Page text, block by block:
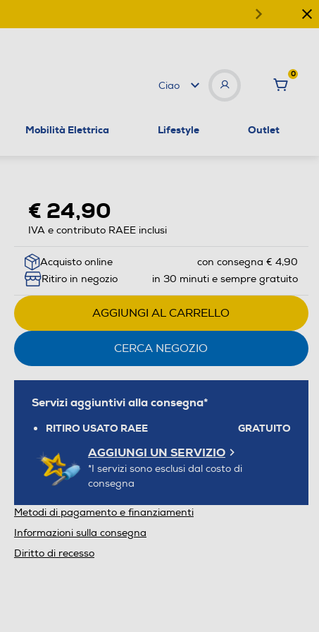
Ciao
0
Mobilità Elettrica Lifestyle Outlet
€ 24,90
IVA e contributo RAEE inclusi
Acquisto online
con consegna € 4,90
Ritiro in negozio
in 30 minuti e sempre gratuito
AGGIUNGI AL CARRELLO
CERCA NEGOZIO
Servizi aggiuntivi alla consegna*
RITIRO USATO RAEE GRATUITO
AGGIUNGI UN SERVIZIO
*I servizi sono esclusi dal costo di
consegna
Metodi di pagamento e finanziamenti
Informazioni sulla consegna
Diritto di recesso